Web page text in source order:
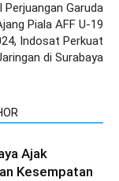
Perjuangan Garuda
Piala AFF U-19
Indosat Perkuat
di Surabaya
Ajak
Kesempatan